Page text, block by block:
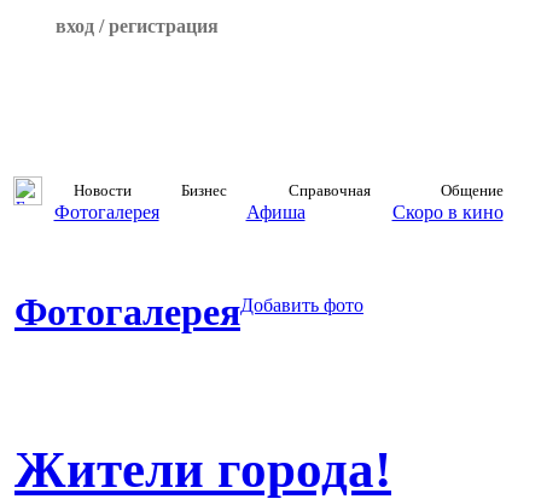
вход / регистрация
Новости Бизнес Справочная Общение
Фотогалерея Афиша Скоро в кино
ФотогалереяДобавить фото
Жители города!